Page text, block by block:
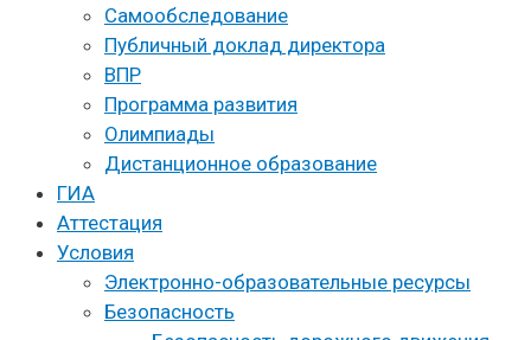
Самообследование
Публичный доклад директора
ВПР
Программа развития
Олимпиады
Дистанционное образование
ГИА
Аттестация
Условия
Электронно-образовательные ресурсы
Безопасность